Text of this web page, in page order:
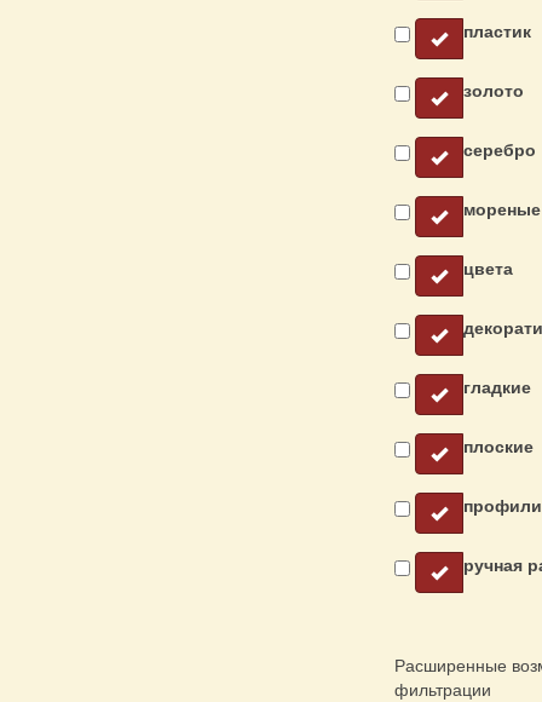
пластик
золото
серебро
мореные
цвета
гладкие
плоские
ручная
Расширенные
фильтрации